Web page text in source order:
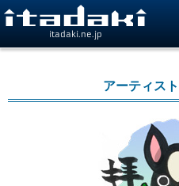
itadaki.ne.jp
アーティス